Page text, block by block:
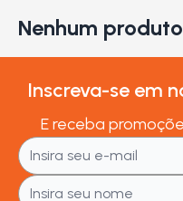
Nenhum
Inscreva-se em
E receba